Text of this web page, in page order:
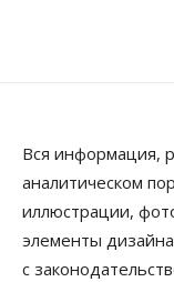
07 Августа 2026,
Общество
Деньгами
школах
инициативное
Вся информация,
аналитическом
иллюстрации,
элементы
с